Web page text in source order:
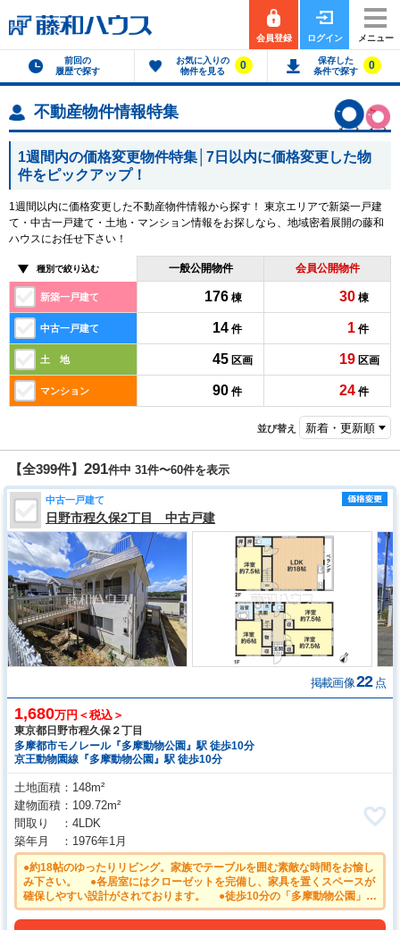
会員登録 ログイン メニュー
前回の
履歴で探す
お気に入りの
物件を見る
0
保存した
条件で探す
0
不動産物件情報特集
1週間内の価格変更物件特集 │7日以内に価格変更した物
件をピックアップ！
1週間以内に価格変更した不動産物件情報から探す！ 東京エリアで新築一戸建
て・中古一戸建て・土地・マンション情報をお探しなら、地域密着展開の藤和
ハウスにお任せ下さい！
種別で絞り込む 一般公開物件 会員公開物件
新築一戸建て 176 棟 30 棟
中古一戸建て 14 件 1 件
土 地 45 区画 19 区画
マンション 90 件 24 件
並び替え
【全399件】 291件中 31件〜60件を表示
中古一戸建て
日野市程久保2丁目 中古戸建
掲載画像22 点
1,680万円＜税込＞
東京都日野市程久保２丁目
多摩都市モノレール『多摩動物公園』駅 徒歩10分
京王動物園線『多摩動物公園』駅 徒歩10分
土地面積
148m²
建物面積
109.72m²
間取り
4LDK
築年月
1976年1月
●約18帖のゆったりリビング。家族でテーブルを囲む素敵な時間をお愉し
み下さい。 ●各居室にはクローゼットを完備し、家具を置くスペースが
確保しやすい設計がされております。 ●徒歩10分の「多摩動物公園」駅
は、多摩都市モノレールと、京王動物園線の複数路線が使えて便利！ ●